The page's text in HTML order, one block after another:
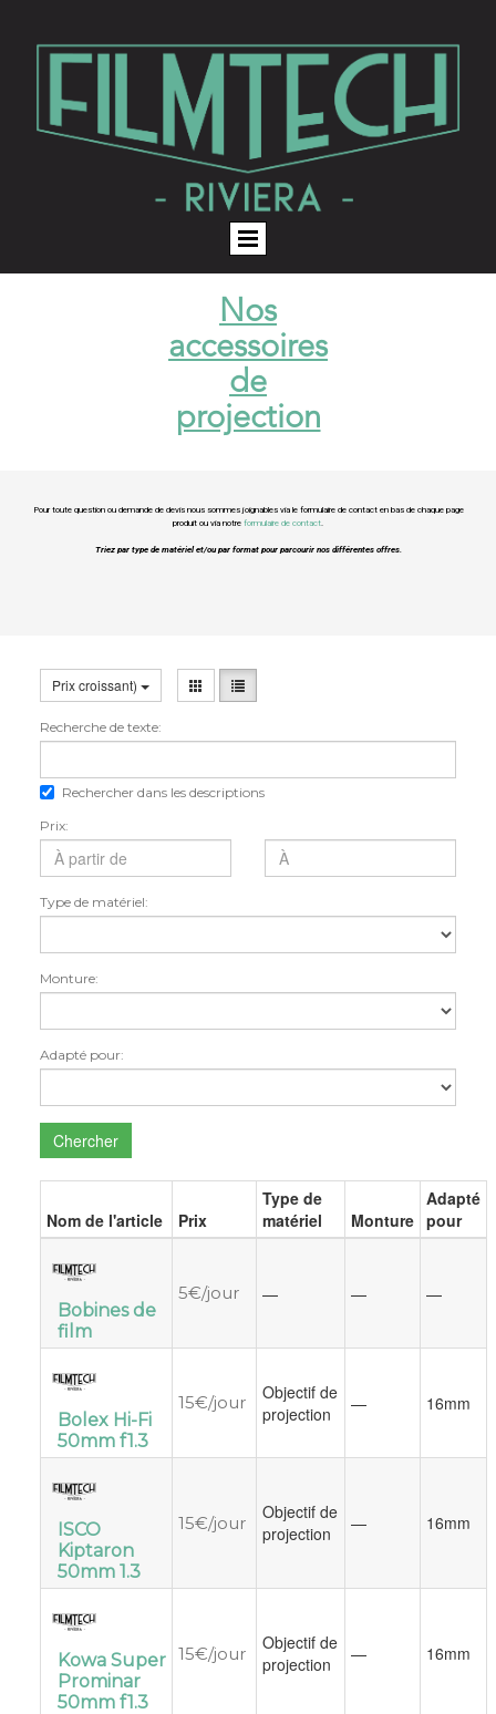
Nos
accessoires
de
projection
Pour toute question ou demande de devis nous sommes joignables via le formulaire de contact en bas de chaque page
produit ou via notre formulaire de contact.
Triez par type de matériel et/ou par format pour parcourir nos différentes offres.
Prix croissant)
Recherche de texte:
Rechercher dans les descriptions
Prix:
Type de matériel:
Monture:
Adapté pour:
Chercher
Nom de l'article Prix
Type de
matériel
Monture
Adapté
pour
Bobines de
film
5€/jour — — —
Bolex Hi-Fi
50mm f1.3
15€/jour
Objectif de
projection
— 16mm
ISCO
Kiptaron
50mm 1.3
15€/jour
Objectif de
projection
— 16mm
Kowa Super
Prominar
50mm f1.3
15€/jour
Objectif de
projection
— 16mm